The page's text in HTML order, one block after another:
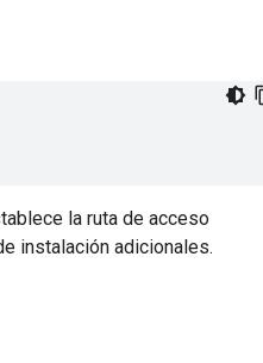
la ruta de acceso
instalación adicionales.